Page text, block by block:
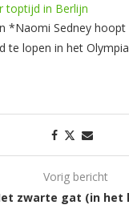
toptijd in Berlijn
*Naomi Sedney hoopt
te lopen in het
Vorig bericht
zwarte gat (in het